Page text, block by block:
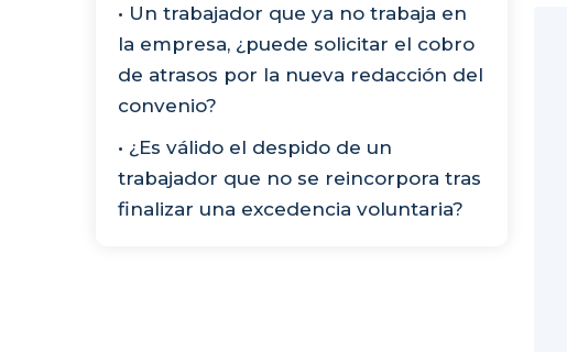
• Un trabajador que ya no trabaja en
la empresa, ¿puede solicitar el cobro
de atrasos por la nueva redacción del
convenio?
• ¿Es válido el despido de un
trabajador que no se reincorpora tras
finalizar una excedencia voluntaria?